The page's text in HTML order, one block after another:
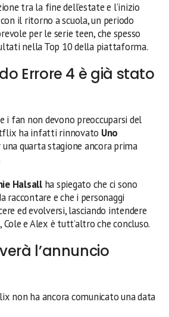
tra la fine dell’estate e l’inizio
il ritorno a scuola, un periodo
per le serie teen, che spesso
nella Top 10 della piattaforma.
Errore 4 è già stato
i fan non devono preoccuparsi del
ha infatti rinnovato Uno
una quarta stagione ancora prima
Halsallha spiegato che ci sono
raccontare e che i personaggi
ed evolversi, lasciando intendere
Cole e Alex è tutt’altro che concluso.
l’annuncio
non ha ancora comunicato una data